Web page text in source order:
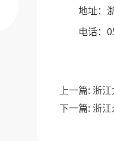
地址：浙
电话：
上一篇: 浙江
下一篇: 浙江